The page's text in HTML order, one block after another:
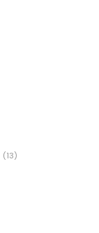
(13)